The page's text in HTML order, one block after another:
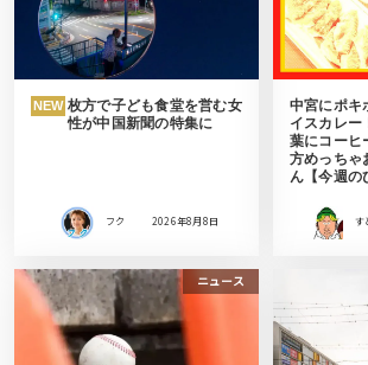
NEW 枚方で子ども食堂を営む女
性が中国新聞の特集に
フク 2026年8月8日
中宮にポキ
イスカレー
葉にコーヒ
方めっちゃ
ん【今週の
す
ニュース